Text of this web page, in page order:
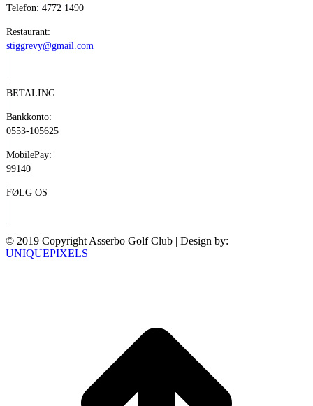
Telefon: 4772 1490
Restaurant:
stiggrevy@gmail.com
BETALING
Bankkonto:
0553-105625
MobilePay:
99140
FØLG OS
© 2019 Copyright Asserbo Golf Club | Design by:
UNIQUEPIXELS